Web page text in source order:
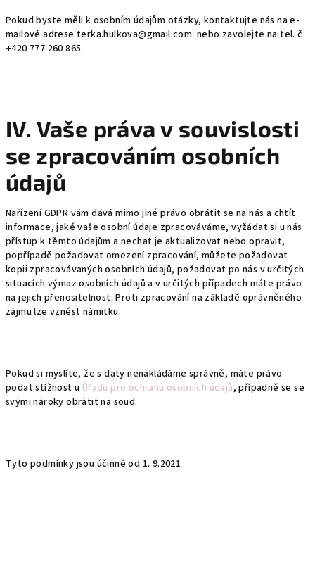
Pokud byste měli k osobním údajům otázky, kontaktujte nás na e-
mailové adrese terka.hulkova@gmail.com nebo zavolejte na tel. č.
+420 777 260 865.
IV. Vaše práva v souvislosti
se zpracováním osobních
údajů
Nařízení GDPR vám dává mimo jiné právo obrátit se na nás a chtít
informace, jaké vaše osobní údaje zpracováváme, vyžádat si u nás
přístup k těmto údajům a nechat je aktualizovat nebo opravit,
popřípadě požadovat omezení zpracování, můžete požadovat
kopii zpracovávaných osobních údajů, požadovat po nás v určitých
situacích výmaz osobních údajů a v určitých případech máte právo
na jejich přenositelnost. Proti zpracování na základě oprávněného
zájmu lze vznést námitku.
Pokud si myslíte, že s daty nenakládáme správně, máte právo
podat stížnost u Úřadu pro ochranu osobních údajů, případně se se
svými nároky obrátit na soud.
Tyto podmínky jsou účinné od 1. 9.2021